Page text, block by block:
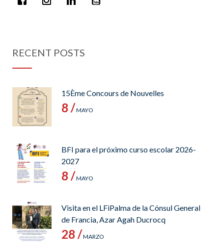
RECENT POSTS
15Ème Concours de Nouvelles
8 /MAYO
BFI para el próximo curso escolar 2026-
2027
8 /MAYO
Visita en el LFiPalma de la Cónsul General
de Francia, Azar Agah Ducrocq
28 /MARZO